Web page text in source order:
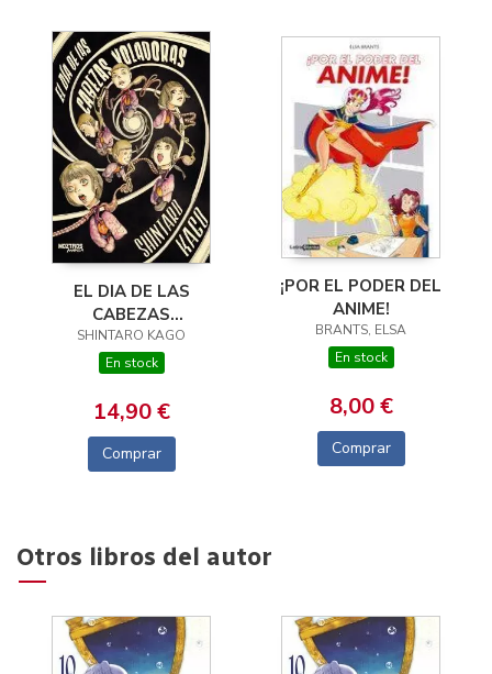
EL DIA DE LAS
CABEZAS
VOLADORAS
SHINTARO KAGO
En stock
14,90 €
Comprar
¡POR EL PODER DEL
ANIME!
BRANTS, ELSA
En stock
8,00 €
Comprar
Otros libros del autor